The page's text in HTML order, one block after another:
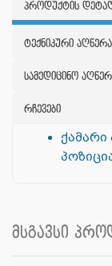
პროდუქტის
ტექნიკური აღწერა
სამედიცინო
რჩევები
ქამარი
მსგავსი